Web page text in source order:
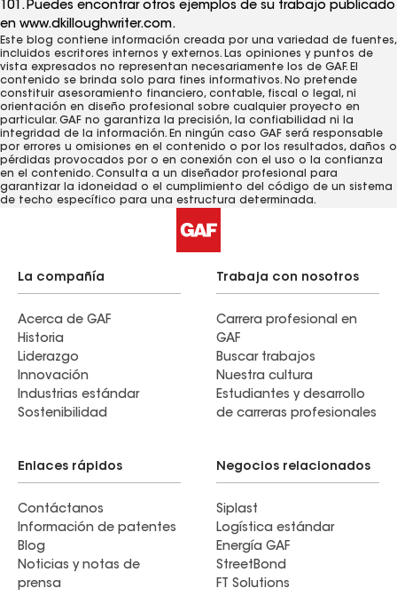
101. Puedes encontrar otros ejemplos de su trabajo publicado
en www.dkilloughwriter.com.
Este blog contiene información creada por una variedad de fuentes,
incluidos escritores internos y externos. Las opiniones y puntos de
vista expresados ​​no representan necesariamente los de GAF. El
contenido se brinda solo para fines informativos. No pretende
constituir asesoramiento financiero, contable, fiscal o legal, ni
orientación en diseño profesional sobre cualquier proyecto en
particular. GAF no garantiza la precisión, la confiabilidad ni la
integridad de la información. En ningún caso GAF será responsable
por errores u omisiones en el contenido o por los resultados, daños o
pérdidas provocados ​​por o en conexión con el uso o la confianza
en el contenido. Consulta a un diseñador profesional para
garantizar la idoneidad o el cumplimiento del código de un sistema
de techo específico para una estructura determinada.
La compañía
Acerca de GAF
Historia
Liderazgo
Innovación
Industrias estándar
Sostenibilidad
Trabaja con nosotros
Carrera profesional en
GAF
Buscar trabajos
Nuestra cultura
Estudiantes y desarrollo
de carreras profesionales
Enlaces rápidos
Contáctanos
Información de patentes
Blog
Noticias y notas de
prensa
Negocios relacionados
Siplast
Logística estándar
Energía GAF
StreetBond
FT Solutions